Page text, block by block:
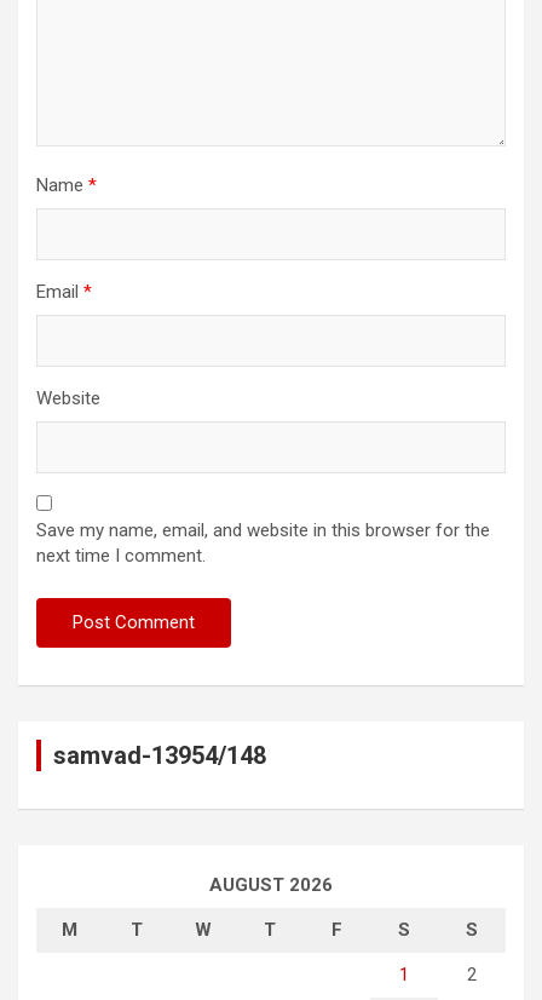
Name *
Email *
Website
Save my name, email, and website in this browser for the
next time I comment.
samvad-13954/148
AUGUST 2026
M T W T F S S
1 2